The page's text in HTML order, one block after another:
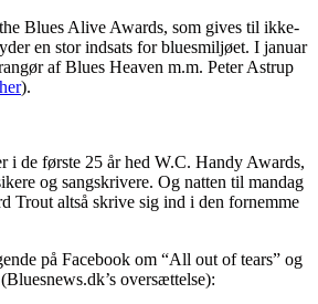
Blues Alive Awards, som gives til ikke-
en stor indsats for bluesmiljøet. I januar
af Blues Heaven m.m. Peter Astrup
her).
i de første 25 år hed W.C. Handy Awards,
og sangskrivere. Og natten til mandag
Trout altså skrive sig ind i den fornemme
på Facebook om “All out of tears” og
oversættelse):